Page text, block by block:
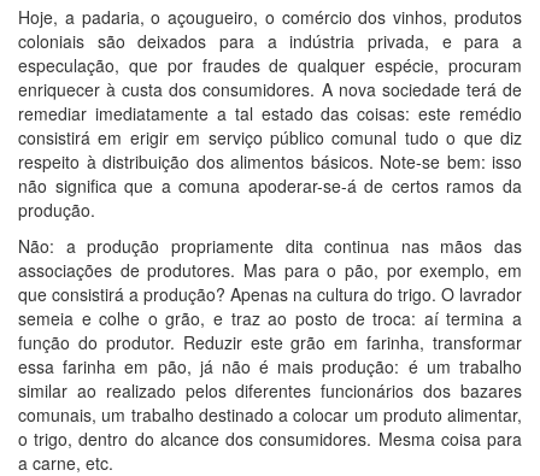
Hoje, a padaria, o açougueiro, o comércio dos vinhos, produtos
coloniais são deixados para a indústria privada, e para a
especulação, que por fraudes de qualquer espécie, procuram
enriquecer à custa dos consumidores. A nova sociedade terá de
remediar imediatamente a tal estado das coisas: este remédio
consistirá em erigir em serviço público comunal tudo o que diz
respeito à distribuição dos alimentos básicos. Note-se bem: isso
não significa que a comuna apoderar-se-á de certos ramos da
produção.
Não: a produção propriamente dita continua nas mãos das
associações de produtores. Mas para o pão, por exemplo, em
que consistirá a produção? Apenas na cultura do trigo. O lavrador
semeia e colhe o grão, e traz ao posto de troca: aí termina a
função do produtor. Reduzir este grão em farinha, transformar
essa farinha em pão, já não é mais produção: é um trabalho
similar ao realizado pelos diferentes funcionários dos bazares
comunais, um trabalho destinado a colocar um produto alimentar,
o trigo, dentro do alcance dos consumidores. Mesma coisa para
a carne, etc.